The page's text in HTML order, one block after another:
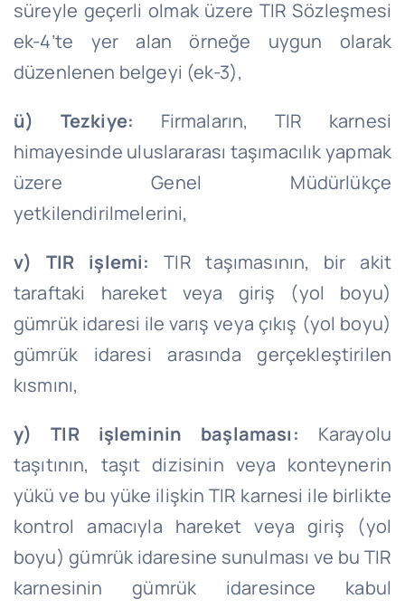
süreyle geçerli olmak üzere TIR Sözleşmesi
ek-4’te yer alan örneğe uygun olarak
düzenlenen belgeyi (ek-3),
ü) Tezkiye: Firmaların, TIR karnesi
himayesinde uluslararası taşımacılık yapmak
üzere Genel Müdürlükçe
yetkilendirilmelerini,
v) TIR işlemi:TIR taşımasının, bir akit
taraftaki hareket veya giriş (yol boyu)
gümrük idaresi ile varış veya çıkış (yol boyu)
gümrük idaresi arasında gerçekleştirilen
kısmını,
y) TIR işleminin başlaması: Karayolu
taşıtının, taşıt dizisinin veya konteynerin
yükü ve bu yüke ilişkin TIR karnesi ile birlikte
kontrol amacıyla hareket veya giriş (yol
boyu) gümrük idaresine sunulması ve bu TIR
karnesinin gümrük idaresince kabul